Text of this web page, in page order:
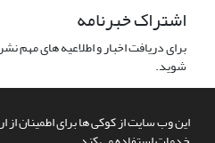
این وب سایت از کوکی ها برای اطمینان از
اشتراک خبرنامه
برای دریافت اخبار و اطلاعیه های مهم
شوید.